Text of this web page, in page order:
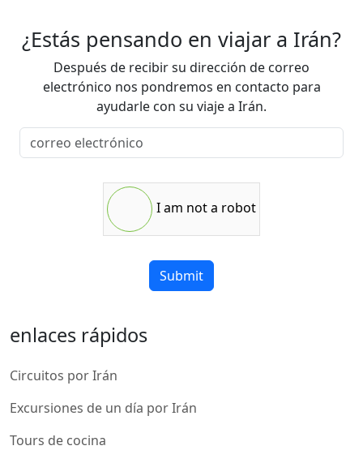
¿Estás pensando en viajar a Irán?
Después de recibir su dirección de correo
electrónico nos pondremos en contacto para
ayudarle con su viaje a Irán.
I am not a robot
Submit
enlaces rápidos
Circuitos por Irán
Excursiones de un día por Irán
Tours de cocina